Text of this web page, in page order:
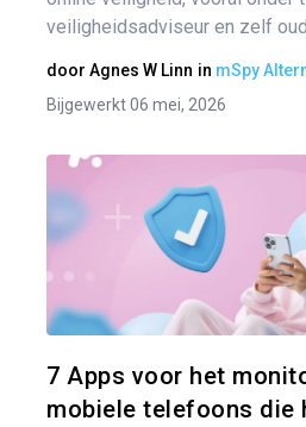
veiligheidsadviseur en zelf
door Agnes W Linn in mSpy
Bijgewerkt 06 mei, 2026
7 Apps voor het
mobiele telefoons die